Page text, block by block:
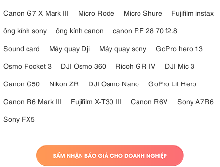
Canon G7 X Mark III
Micro Rode Micro Shure
Fujifilm instax
ống kính sony
ống kính canon
canon RF 28 70 f2.8
Sound card
Máy quay Dji Máy quay sony
GoPro hero 13
Osmo Pocket 3
DJI Osmo 360 Ricoh GR IV
DJI Mic 3
Canon C50
Nikon ZR DJI Osmo Nano
GoPro Lit Hero
Canon R6 Mark III
Fujifilm X-T30 III Canon R6V
Sony A7R6
Sony FX5